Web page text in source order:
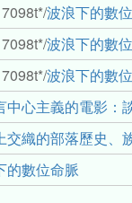
/波浪下的數
/波浪下的數
/波浪下的數
主義的電影：談哈佛感官民族誌
、族群與國家邊界敘事： 《路有多長》、《高砂的翅膀》、《檔
的數位命脈